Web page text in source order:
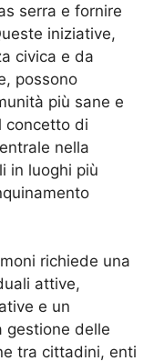
serra e fornire
iniziative,
civica e da
possono
più sane e
concetto di
nella
in luoghi più
richiede una
attive,
e un
gestione delle
tra cittadini, enti